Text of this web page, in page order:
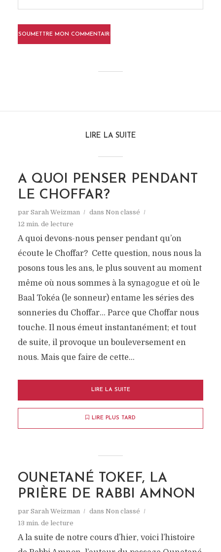
LIRE LA SUITE
A QUOI PENSER PENDANT
LE CHOFFAR?
par Sarah Weizman dans Non classé
12 min. de lecture
A quoi devons-nous penser pendant qu’on
écoute le Choffar? Cette question, nous nous la
posons tous les ans, le plus souvent au moment
même où nous sommes à la synagogue et où le
Baal Tokéa (le sonneur) entame les séries des
sonneries du Choffar… Parce que Choffar nous
touche. Il nous émeut instantanément; et tout
de suite, il provoque un bouleversement en
nous. Mais que faire de cette...
LIRE LA SUITE
LIRE PLUS TARD
OUNETANÉ TOKEF, LA
PRIÈRE DE RABBI AMNON
par Sarah Weizman dans Non classé
13 min. de lecture
A la suite de notre cours d’hier, voici l’histoire